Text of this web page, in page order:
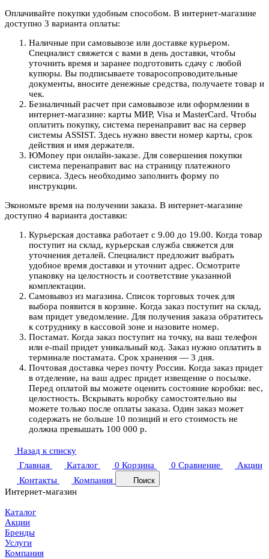
Оплачивайте покупки удобным способом. В интернет-магазине
доступно 3 варианта оплаты:
Наличные при самовывозе или доставке курьером.
Специалист свяжется с вами в день доставки, чтобы
уточнить время и заранее подготовить сдачу с любой
купюры. Вы подписываете товаросопроводительные
документы, вносите денежные средства, получаете товар и
чек.
Безналичный расчет при самовывозе или оформлении в
интернет-магазине: карты МИР, Visa и MasterCard. Чтобы
оплатить покупку, система перенаправит вас на сервер
системы ASSIST. Здесь нужно ввести номер карты, срок
действия и имя держателя.
ЮMoney при онлайн-заказе. Для совершения покупки
система перенаправит вас на страницу платежного
сервиса. Здесь необходимо заполнить форму по
инструкции.
Экономьте время на получении заказа. В интернет-магазине
доступно 4 варианта доставки:
Курьерская доставка работает с 9.00 до 19.00. Когда товар
поступит на склад, курьерская служба свяжется для
уточнения деталей. Специалист предложит выбрать
удобное время доставки и уточнит адрес. Осмотрите
упаковку на целостность и соответствие указанной
комплектации.
Самовывоз из магазина. Список торговых точек для
выбора появится в корзине. Когда заказ поступит на склад,
вам придет уведомление. Для получения заказа обратитесь
к сотруднику в кассовой зоне и назовите номер.
Постамат. Когда заказ поступит на точку, на ваш телефон
или e-mail придет уникальный код. Заказ нужно оплатить в
терминале постамата. Срок хранения — 3 дня.
Почтовая доставка через почту России. Когда заказ придет
в отделение, на ваш адрес придет извещение о посылке.
Перед оплатой вы можете оценить состояние коробки: вес,
целостность. Вскрывать коробку самостоятельно вы
можете только после оплаты заказа. Один заказ может
содержать не больше 10 позиций и его стоимость не
должна превышать 100 000 р.
Назад к списку
Главная
Каталог 0 Корзина 0 Сравнение
Акции
Контакты
Компания Поиск
Интернет-магазин
Каталог
Акции
Бренды
Услуги
Компания